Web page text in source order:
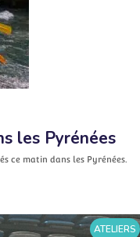
les Pyrénées
ce matin dans les Pyrénées.
ATELIERS